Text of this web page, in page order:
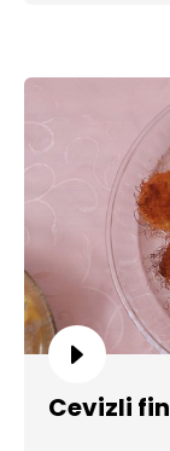
Cevizli